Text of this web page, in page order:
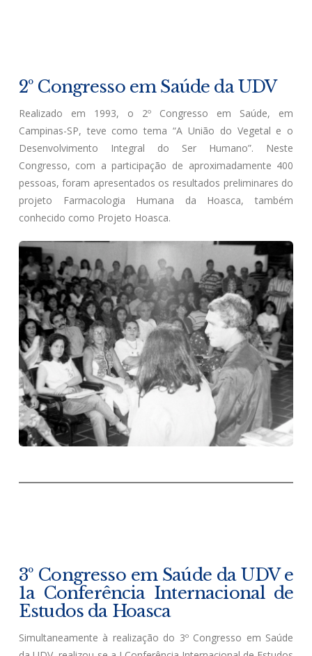
2º Congresso em Saúde da UDV
Realizado em 1993, o 2º Congresso em Saúde, em
Campinas-SP, teve como tema “A União do Vegetal e o
Desenvolvimento Integral do Ser Humano”. Neste
Congresso, com a participação de aproximadamente 400
pessoas, foram apresentados os resultados preliminares do
projeto Farmacologia Humana da Hoasca, também
conhecido como Projeto Hoasca.
3º Congresso em Saúde da UDV e
1a Conferência Internacional de
Estudos da Hoasca
Simultaneamente à realização do 3º Congresso em Saúde